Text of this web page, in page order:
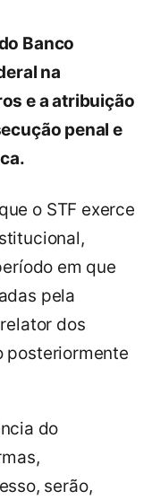
Banco
na
e a atribuição
penal e
o STF exerce
em que
pela
dos
posteriormente
do
serão,